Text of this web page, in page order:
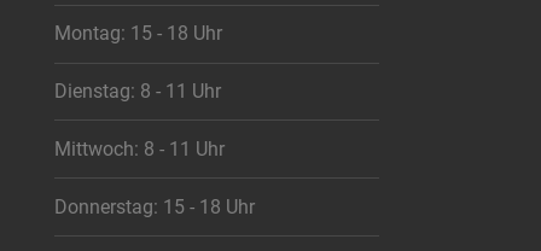
Montag: 15 - 18 Uhr
Dienstag: 8 - 11 Uhr
Mittwoch: 8 - 11 Uhr
Donnerstag: 15 - 18 Uhr